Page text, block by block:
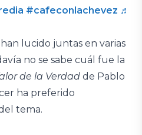
#cafeconlachevez ♬
lucido juntas en varias
no se sabe cuál fue la
de la Verdad de Pablo
ha preferido
tema.